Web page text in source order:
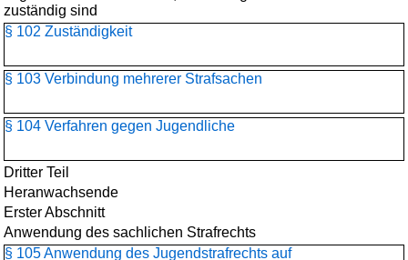
zuständig sind
§ 102 Zuständigkeit
§ 103 Verbindung mehrerer Strafsachen
§ 104 Verfahren gegen Jugendliche
Dritter Teil
Heranwachsende
Erster Abschnitt
Anwendung des sachlichen Strafrechts
§ 105 Anwendung des Jugendstrafrechts auf